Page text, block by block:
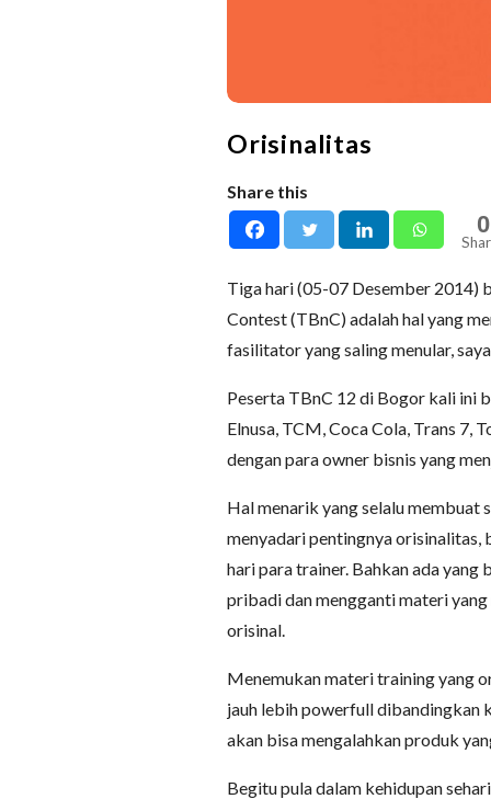
Orisinalitas
Share this
0
Tiga hari (05-07 Desember 2014)
Contest (TBnC) adalah hal yang
fasilitator yang saling menular,
Peserta TBnC 12 di Bogor kali ini
Elnusa, TCM, Coca Cola, Trans 7,
dengan para owner bisnis yang
Hal menarik yang selalu membuat
menyadari pentingnya orisinalitas,
hari para trainer. Bahkan ada yang
pribadi dan mengganti materi
orisinal.
Menemukan materi training yang
jauh lebih powerfull dibandingkan
akan bisa mengalahkan produk
Begitu pula dalam kehidupan